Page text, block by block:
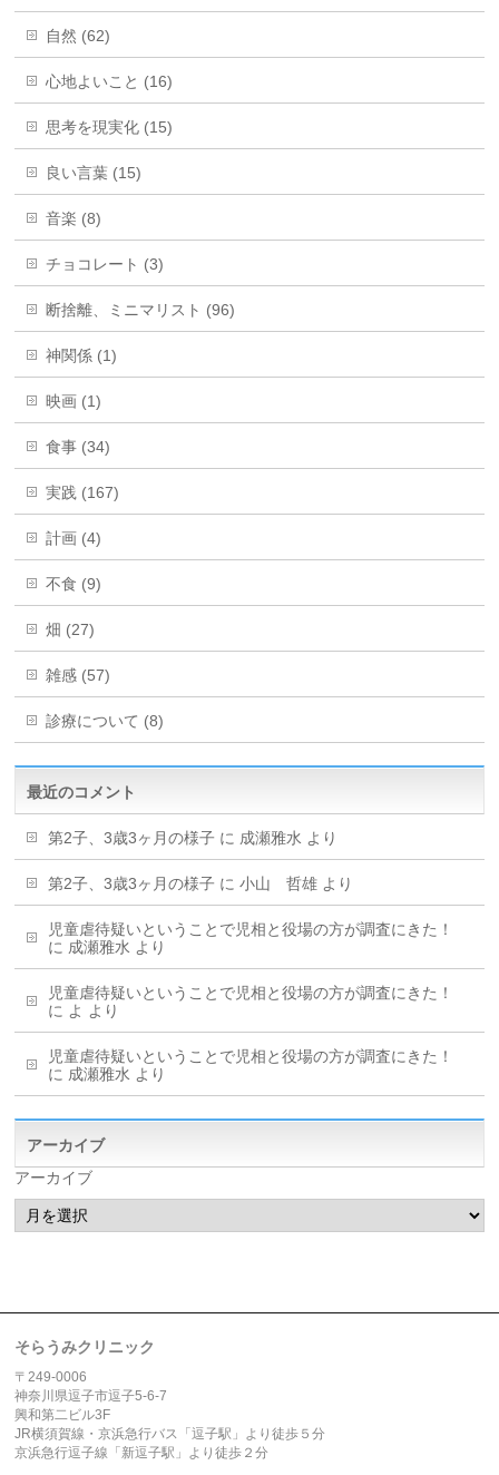
自然 (62)
心地よいこと (16)
思考を現実化 (15)
良い言葉 (15)
音楽 (8)
チョコレート (3)
断捨離、ミニマリスト (96)
神関係 (1)
映画 (1)
食事 (34)
実践 (167)
計画 (4)
不食 (9)
畑 (27)
雑感 (57)
診療について (8)
最近のコメント
第2子、3歳3ヶ月の様子 に 成瀬雅水 より
第2子、3歳3ヶ月の様子 に小山 哲雄 より
児童虐待疑いということで児相と役場の方が調査にきた！
に 成瀬雅水 より
児童虐待疑いということで児相と役場の方が調査にきた！
に よ より
児童虐待疑いということで児相と役場の方が調査にきた！
に 成瀬雅水 より
アーカイブ
アーカイブ
そらうみクリニック
〒249-0006
神奈川県逗子市逗子5-6-7
興和第二ビル3F
JR横須賀線・京浜急行バス「逗子駅」より徒歩５分
京浜急行逗子線「新逗子駅」より徒歩２分